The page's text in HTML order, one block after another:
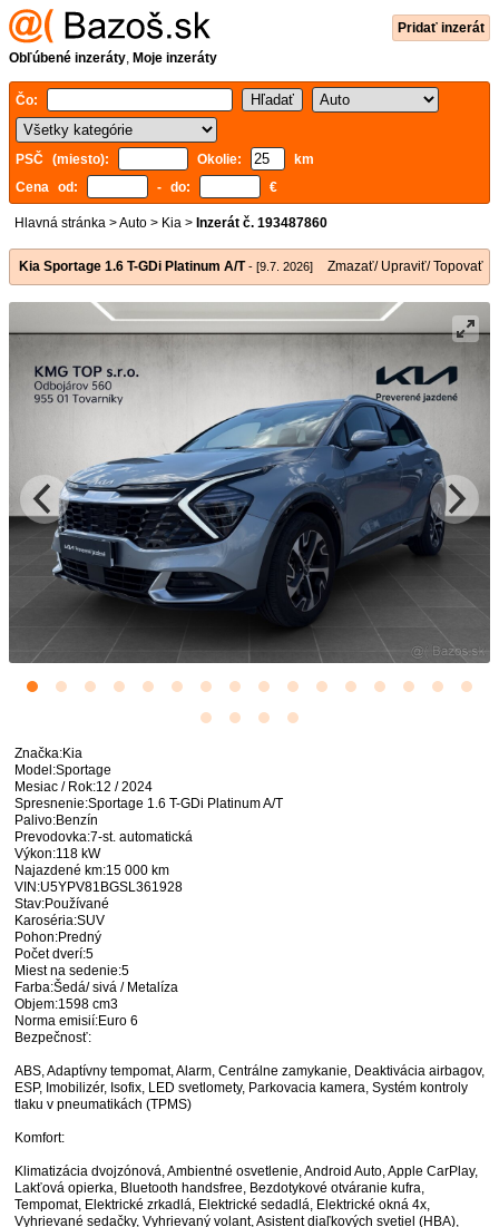
Pridať inzerát
Obľúbené inzeráty, Moje inzeráty
Čo:
PSČ (miesto): Okolie:
km
Cena od:
- do: €
Hlavná stránka >Auto > Kia > Inzerát č. 193487860
Kia Sportage 1.6 T-GDi Platinum A/T- [9.7. 2026] Zmazať/ Upraviť/ Topovať
Značka:Kia
Model:Sportage
Mesiac / Rok:12 / 2024
Spresnenie:Sportage 1.6 T-GDi Platinum A/T
Palivo:Benzín
Prevodovka:7-st. automatická
Výkon:118 kW
Najazdené km:15 000 km
VIN:U5YPV81BGSL361928
Stav:Používané
Karoséria:SUV
Pohon:Predný
Počet dverí:5
Miest na sedenie:5
Farba:Šedá/ sivá / Metalíza
Objem:1598 cm3
Norma emisií:Euro 6
Bezpečnosť:
ABS, Adaptívny tempomat, Alarm, Centrálne zamykanie, Deaktivácia airbagov,
ESP, Imobilizér, Isofix, LED svetlomety, Parkovacia kamera, Systém kontroly
tlaku v pneumatikách (TPMS)
Komfort:
Klimatizácia dvojzónová, Ambientné osvetlenie, Android Auto, Apple CarPlay,
Lakťová opierka, Bluetooth handsfree, Bezdotykové otváranie kufra,
Tempomat, Elektrické zrkadlá, Elektrické sedadlá, Elektrické okná 4x,
Vyhrievané sedačky, Vyhrievaný volant, Asistent diaľkových svetiel (HBA),